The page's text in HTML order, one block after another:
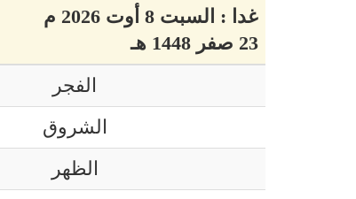
غدا : السبت 8 أوت 2026 م
23 صفر 1448 هـ
الفجر
الشروق
الظهر